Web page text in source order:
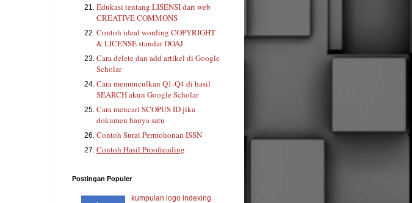
Edukasi tentang LISENSI dari web
CREATIVE COMMONS
Contoh ideal wording COPYRIGHT
& LICENSE standar DOAJ
Cara delete dan add artikel di Google
Scholar
Cara memunculkan Q1-Q4 di hasil
SEARCH akun Google Scholar
Cara mencari SCOPUS ID jika
dokumen hanya satu
Contoh Surat Permohonan ISSN
Contoh Hasil Proofreading
Postingan Populer
kumpulan logo indexing